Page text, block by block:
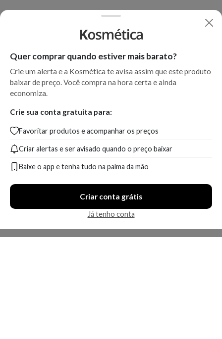
Quer comprar quando estiver mais barato?
Crie um alerta e a Kosmética te avisa assim que este produto
baixar de preço. Você compra na hora certa e ainda
economiza.
Crie sua conta gratuita para:
Favoritar produtos e acompanhar os preços
Criar alertas e ser avisado quando o preço baixar
Baixe o app e tenha tudo na palma da mão
Criar conta grátis
Já tenho conta